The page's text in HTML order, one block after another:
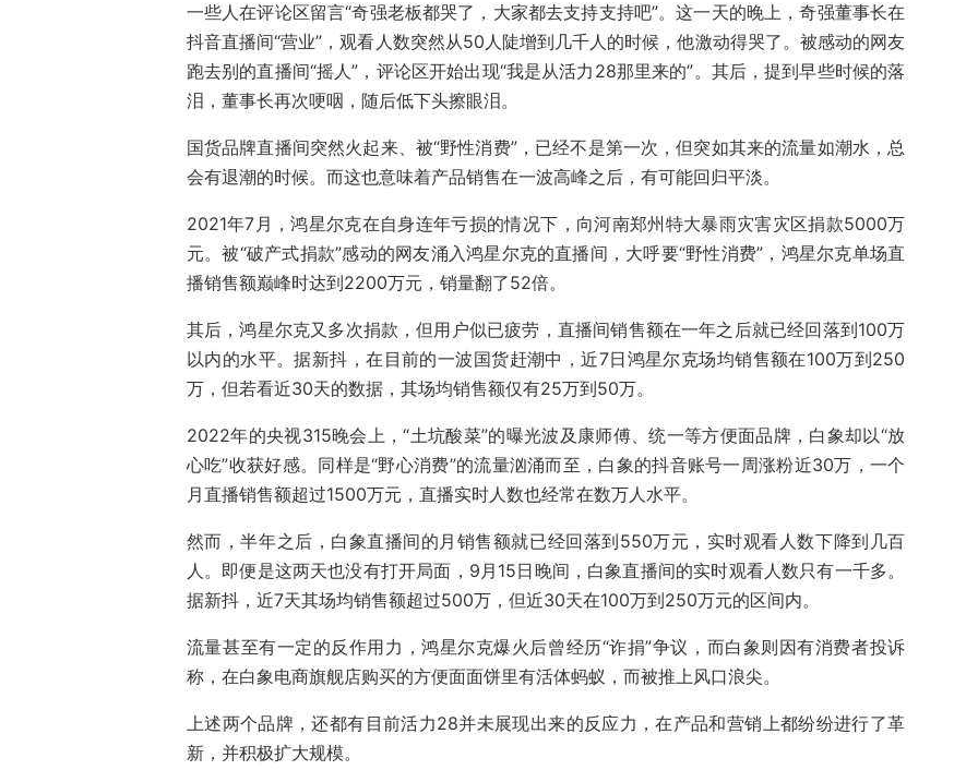
一些人在评论区留言“奇强老板都哭了，大家都去支持支持吧”。这一天的晚上，奇强董事长在
抖音直播间“营业”，观看人数突然从50人陡增到几千人的时候，他激动得哭了。被感动的网友
跑去别的直播间“摇人”，评论区开始出现“我是从活力28那里来的”。其后，提到早些时候的落
泪，董事长再次哽咽，随后低下头擦眼泪。
国货品牌直播间突然火起来、被“野性消费”，已经不是第一次，但突如其来的流量如潮水，总
会有退潮的时候。而这也意味着产品销售在一波高峰之后，有可能回归平淡。
2021年7月，鸿星尔克在自身连年亏损的情况下，向河南郑州特大暴雨灾害灾区捐款5000万
元。被“破产式捐款”感动的网友涌入鸿星尔克的直播间，大呼要“野性消费”，鸿星尔克单场直
播销售额巅峰时达到2200万元，销量翻了52倍。
其后，鸿星尔克又多次捐款，但用户似已疲劳，直播间销售额在一年之后就已经回落到100万
以内的水平。据新抖，在目前的一波国货赶潮中，近7日鸿星尔克场均销售额在100万到250
万，但若看近30天的数据，其场均销售额仅有25万到50万。
2022年的央视315晚会上，“土坑酸菜”的曝光波及康师傅、统一等方便面品牌，白象却以“放
心吃”收获好感。同样是“野心消费”的流量汹涌而至，白象的抖音账号一周涨粉近30万，一个
月直播销售额超过1500万元，直播实时人数也经常在数万人水平。
然而，半年之后，白象直播间的月销售额就已经回落到550万元，实时观看人数下降到几百
人。即便是这两天也没有打开局面，9月15日晚间，白象直播间的实时观看人数只有一千多。
据新抖，近7天其场均销售额超过500万，但近30天在100万到250万元的区间内。
流量甚至有一定的反作用力，鸿星尔克爆火后曾经历“诈捐”争议，而白象则因有消费者投诉
称，在白象电商旗舰店购买的方便面面饼里有活体蚂蚁，而被推上风口浪尖。
上述两个品牌，还都有目前活力28并未展现出来的反应力，在产品和营销上都纷纷进行了革
新，并积极扩大规模。